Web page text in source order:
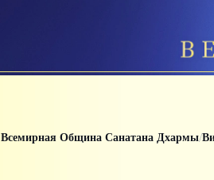
Всемирная Община Санатана Дхармы/